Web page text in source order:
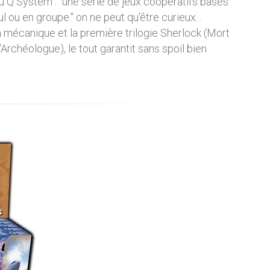
en groupe." on ne peut qu'être curieux...
et la première trilogie Sherlock (Mort
le tout garantit sans spoil bien